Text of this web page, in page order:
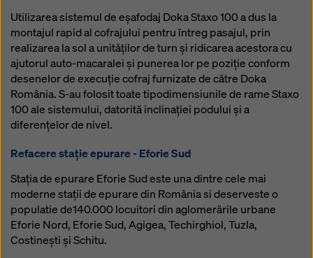
Utilizarea sistemul de eșafodaj Doka Staxo 100 a dus la
montajul rapid al cofrajului pentru întreg pasajul, prin
realizarea la sol a unităților de turn și ridicarea acestora cu
ajutorul auto-macaralei și punerea lor pe poziție conform
desenelor de execuție cofraj furnizate de către Doka
România. S-au folosit toate tipodimensiunile de rame Staxo
100 ale sistemului, datorită inclinației podului și a
diferențelor de nivel.
Refacere stație epurare - Eforie Sud
Staţia de epurare Eforie Sud este una dintre cele mai
moderne staţii de epurare din România si deserveste o
populatie de140.000 locuitori din aglomerările urbane
Eforie Nord, Eforie Sud, Agigea, Techirghiol, Tuzla,
Costinești și Schitu.